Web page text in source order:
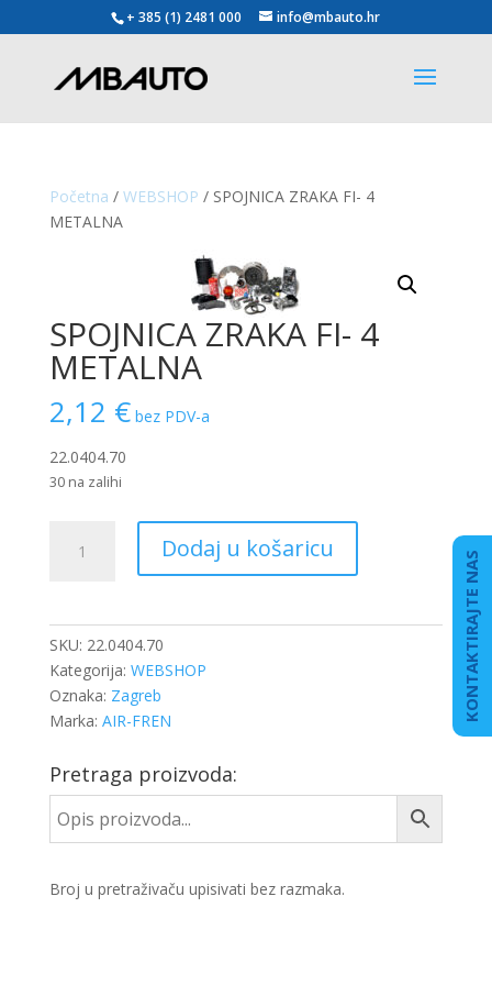
+ 385 (1) 2481 000 info@mbauto.hr
Početna / WEBSHOP / SPOJNICA ZRAKA FI- 4
METALNA
SPOJNICA ZRAKA FI- 4
METALNA
2,12 € bez PDV-a
22.0404.70
30 na zalihi
ZRAKA
Dodaj u košaricu
SKU: 22.0404.70
Kategorija: WEBSHOP
Oznaka: Zagreb
Marka: AIR-FREN
Pretraga proizvoda:
Broj u pretraživaču upisivati bez razmaka.
KONTAKTIRAJTE NAS